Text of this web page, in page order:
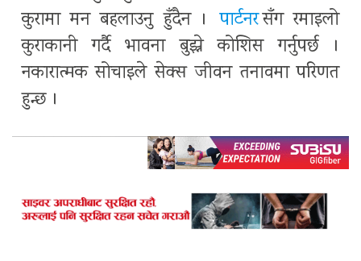
कुरामा मन बहलाउनु हुँदैन । पार्टनरसँग रमाइलो
कुराकानी गर्दै भावना बुझ्ने कोशिस गर्नुपर्छ ।
नकारात्मक सोचाइले सेक्स जीवन तनावमा परिणत
हुन्छ ।